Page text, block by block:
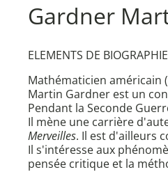
Gardner
ELEMENTS DE BIOGRAPHIE
Mathématicien américain
Martin Gardner est un
Pendant la Seconde
Il mène une carrière
Merveilles. Il est d'ailleurs
Il s'intéresse aux
pensée critique et la